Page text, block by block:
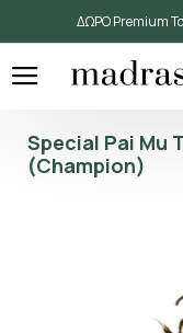
ΔΩΡΟ Premium
Special Pai Mu
(Champion)